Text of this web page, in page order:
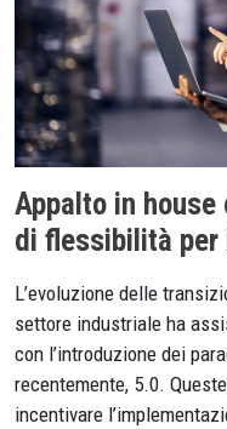
Appalto in
di flessibilità
L’evoluzione delle
settore industriale ha
con l’introduzione dei
recentemente, 5.0.
incentivare